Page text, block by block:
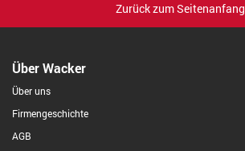
Zurück zum Seitenanfang
Über Wacker
Über uns
Firmengeschichte
AGB